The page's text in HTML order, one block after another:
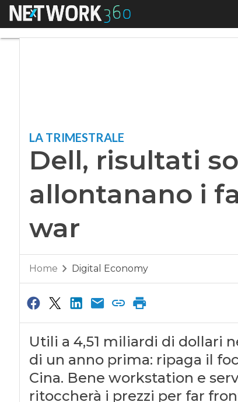
Menu
LA TRIMESTRALE
Dell, risultati
allontanano i
war
Home Digital Economy
Utili a 4,51 miliardi di dollari
di un anno prima: ripaga il
Cina. Bene workstation e
ritoccherà i prezzi per far